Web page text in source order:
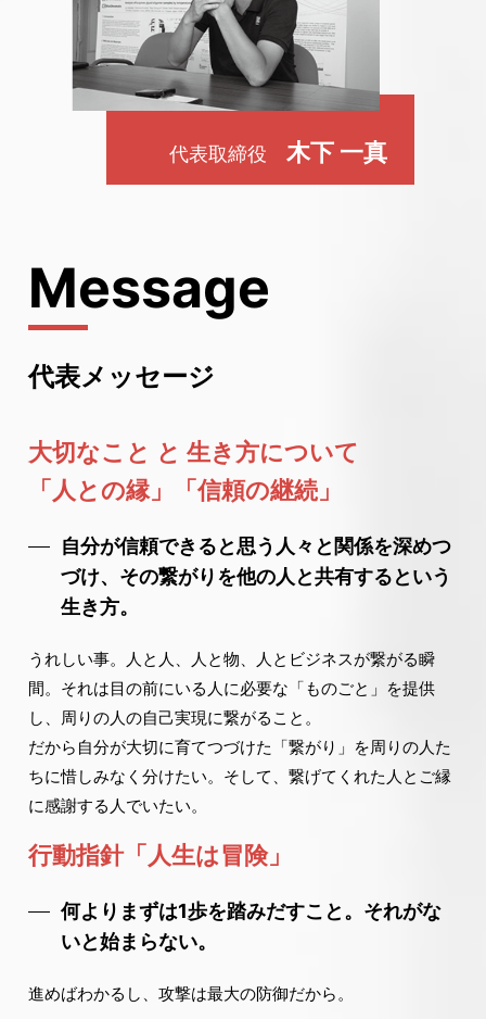
代表取締役 木下 一真
代表メッセージ
大切なこと と 生き方について
「人との縁」「信頼の継続」
自分が信頼できると思う人々と関係を深めつ
づけ、その繋がりを他の人と共有するという
生き方。
うれしい事。人と人、人と物、人とビジネスが繋がる瞬
間。それは目の前にいる人に必要な「ものごと」を提供
し、周りの人の自己実現に繋がること。
だから自分が大切に育てつづけた「繋がり」を周りの人た
ちに惜しみなく分けたい。そして、繋げてくれた人とご縁
に感謝する人でいたい。
行動指針「人生は冒険」
何よりまずは1歩を踏みだすこと。それがな
いと始まらない。
進めばわかるし、攻撃は最大の防御だから。